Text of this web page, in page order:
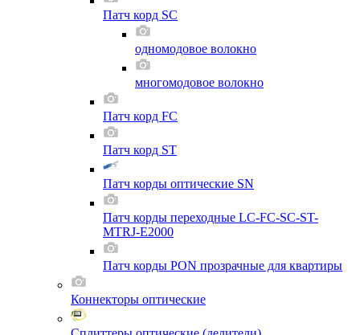
Патч корд SC
одномодовое волокно
многомодовое волокно
Патч корд FC
Патч корд ST
Патч корды оптические SN
Патч корды переходные LC-FC-SC-ST-
MTRJ-E2000
Патч корды PON прозрачные для квартиры
Коннекторы оптические